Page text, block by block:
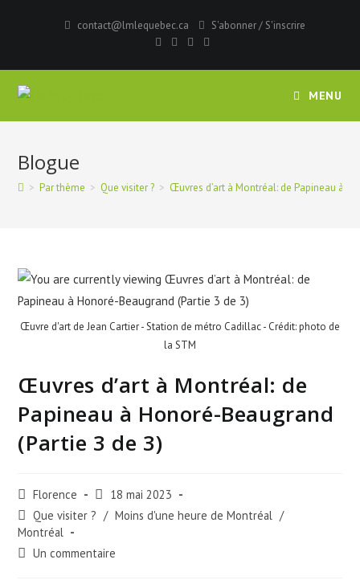
contact@lmlequebec.ca S'abonner/ S'inscrire
MENU
Blogue
> Par thème > Que visiter ? > Œuvres d’art à Montréal: de Papineau à
Œuvre d'art de Jean Cartier - Station de métro Cadillac - Crédit: photo de
la STM
Œuvres d’art à Montréal: de
Papineau à Honoré-Beaugrand
(Partie 3 de 3)
Post
author:
Florence
Post
published:
18 mai 2023
Post
category:
Que visiter ? / Moins d'une heure de Montréal /
Montréal
PostUn commentaire